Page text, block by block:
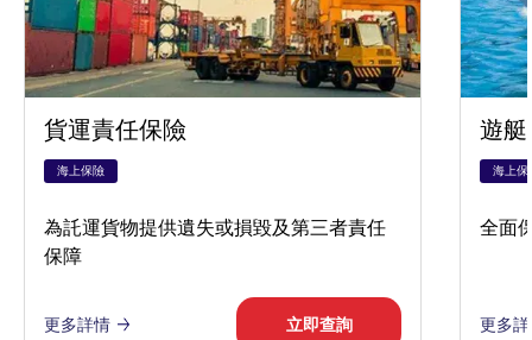
貨運責任保險
海上保險
為託運貨物提供遺失或損毀及第三者責任
保障
更多詳情 立即查詢
遊
海上保
全面
更多